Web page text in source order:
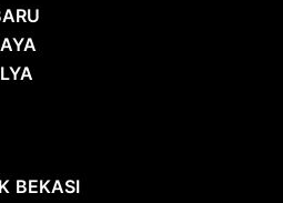
BEKASI